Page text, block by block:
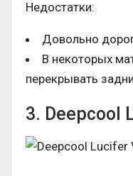
Недостатки:
Довольно
В некоторых
перекрывать
3. Deepcool